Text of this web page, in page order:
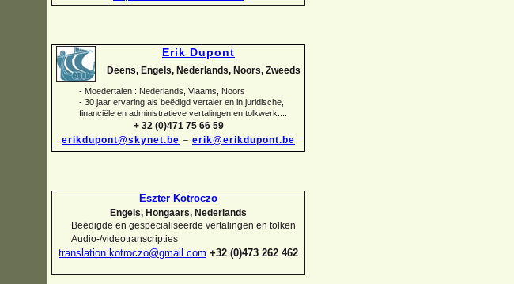
Erik Dupont
Deens, Engels, Nederlands, Noors, Zweeds
- Moedertalen : Nederlands, Vlaams, Noors
- 30 jaar ervaring als beëdigd vertaler en in juridische,
financiële en administratieve vertalingen en tolkwerk....
+ 32 (0)471 75 66 59
erikdupont@skynet.be – erik@erikdupont.be
Eszter Kotroczo
Engels, Hongaars, Nederlands
Beëdigde en gespecialiseerde vertalingen en tolken
Audio-/videotranscripties
translation.kotroczo@gmail.com +32 (0)473 262 462